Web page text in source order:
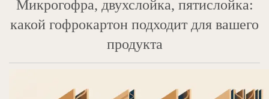
Микрогофра, двухслойка, пятислойка:
какой гофрокартон подходит для вашего
продукта